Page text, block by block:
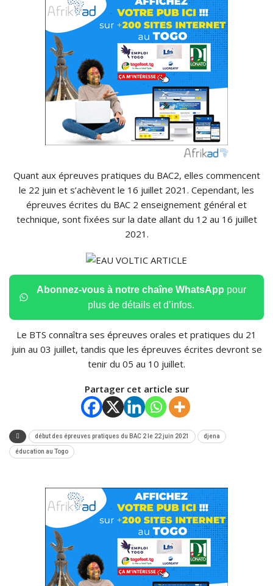
Quant aux épreuves pratiques du BAC2, elles commencent
le 22 juin et s’achèvent le 16 juillet 2021. Cependant, les
épreuves écrites du BAC 2 enseignement général et
technique, sont fixées sur la date allant du 12 au 16 juillet
2021.
Abonnez-vous à notre chaîne WhatsApp pour
plus de détails et d’infos.
Le BTS connaîtra ses épreuves orales et pratiques du 21
juin au 03 juillet, tandis que les épreuves écrites devront se
tenir du 05 au 10 juillet.
Partager cet article sur
début des épreuves pratiques du BAC 2 le 22 juin 2021 djena
éducation au Togo